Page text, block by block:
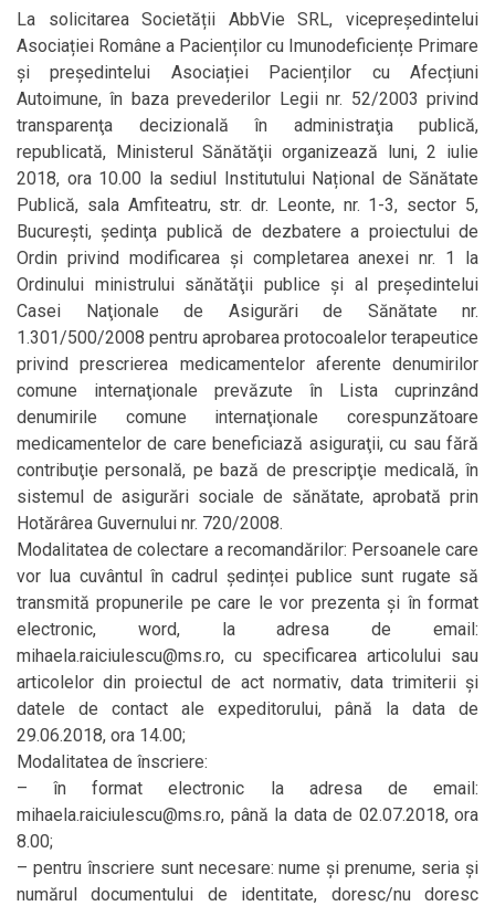
La solicitarea Societății AbbVie SRL, vicepreședintelui
Asociației Române a Pacienților cu Imunodeficiențe Primare
și președintelui Asociației Pacienților cu Afecțiuni
Autoimune, în baza prevederilor Legii nr. 52/2003 privind
transparenţa decizională în administraţia publică,
republicată, Ministerul Sănătăţii organizează luni, 2 iulie
2018, ora 10.00 la sediul Institutului Național de Sănătate
Publică, sala Amfiteatru, str. dr. Leonte, nr. 1-3, sector 5,
Bucureşti, şedinţa publică de dezbatere a proiectului de
Ordin privind modificarea şi completarea anexei nr. 1 la
Ordinului ministrului sănătăţii publice şi al preşedintelui
Casei Naţionale de Asigurări de Sănătate nr.
1.301/500/2008 pentru aprobarea protocoalelor terapeutice
privind prescrierea medicamentelor aferente denumirilor
comune internaţionale prevăzute în Lista cuprinzând
denumirile comune internaţionale corespunzătoare
medicamentelor de care beneficiază asiguraţii, cu sau fără
contribuţie personală, pe bază de prescripţie medicală, în
sistemul de asigurări sociale de sănătate, aprobată prin
Hotărârea Guvernului nr. 720/2008.
Modalitatea de colectare a recomandărilor: Persoanele care
vor lua cuvântul în cadrul ședinței publice sunt rugate să
transmită propunerile pe care le vor prezenta și în format
electronic, word, la adresa de email:
mihaela.raiciulescu@ms.ro, cu specificarea articolului sau
articolelor din proiectul de act normativ, data trimiterii şi
datele de contact ale expeditorului, până la data de
29.06.2018, ora 14.00;
Modalitatea de înscriere:
– în format electronic la adresa de email:
mihaela.raiciulescu@ms.ro, până la data de 02.07.2018, ora
8.00;
– pentru înscriere sunt necesare: nume și prenume, seria și
numărul documentului de identitate, doresc/nu doresc